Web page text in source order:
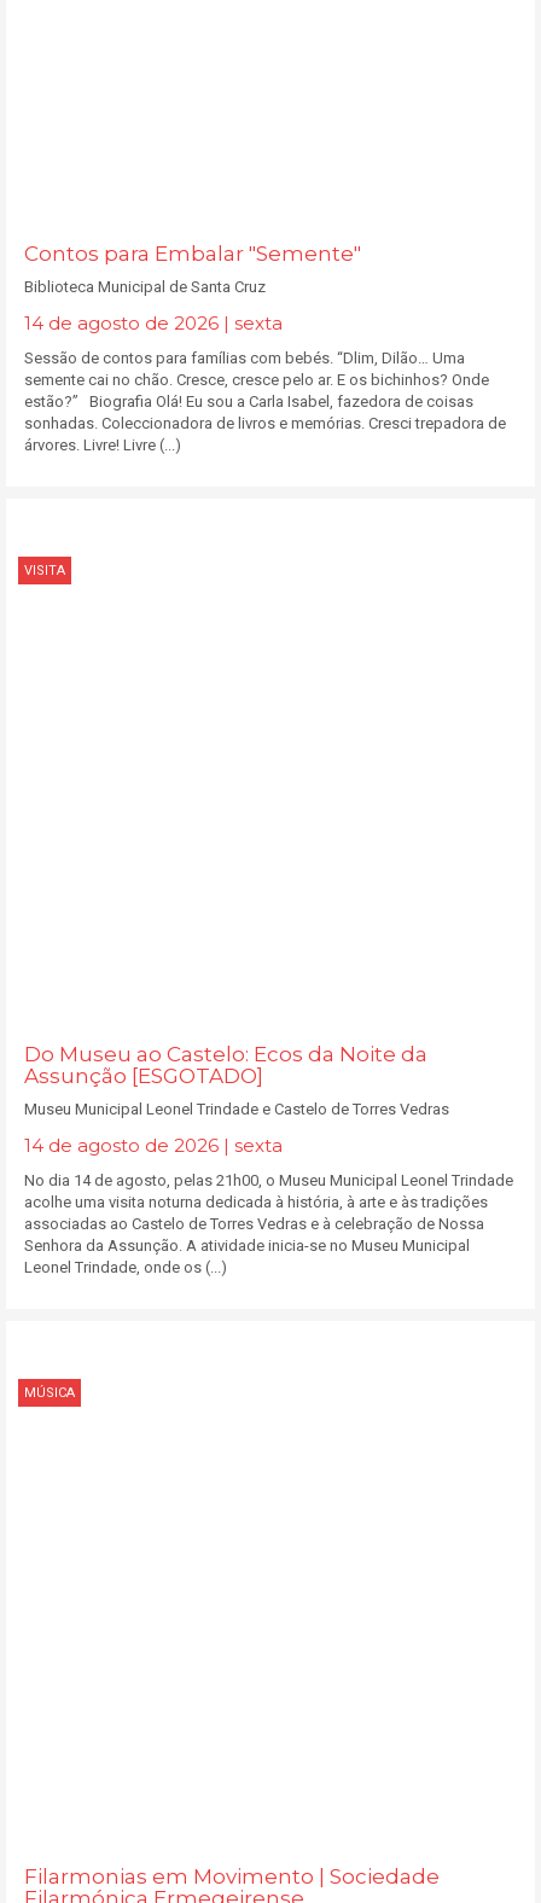
Contos para Embalar "Semente"
Biblioteca Municipal de Santa Cruz
14 de agosto de 2026 | sexta
Sessão de contos para famílias com bebés. “Dlim, Dilão… Uma
semente cai no chão. Cresce, cresce pelo ar. E os bichinhos? Onde
estão?” Biografia Olá! Eu sou a Carla Isabel, fazedora de coisas
sonhadas. Coleccionadora de livros e memórias. Cresci trepadora de
árvores. Livre! Livre (...)
VISITA
Do Museu ao Castelo: Ecos da Noite da
Assunção [ESGOTADO]
Museu Municipal Leonel Trindade e Castelo de Torres Vedras
14 de agosto de 2026 | sexta
No dia 14 de agosto, pelas 21h00, o Museu Municipal Leonel Trindade
acolhe uma visita noturna dedicada à história, à arte e às tradições
associadas ao Castelo de Torres Vedras e à celebração de Nossa
Senhora da Assunção. A atividade inicia-se no Museu Municipal
Leonel Trindade, onde os (...)
MÚSICA
Filarmonias em Movimento | Sociedade
Filarmónica Ermegeirense